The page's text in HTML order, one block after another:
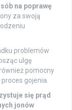
na poprawę
za swoją
problemów
ulgę
pomocny
gojenia.
się prąd
jonów